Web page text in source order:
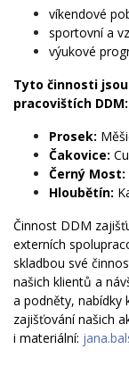
víkendové
sportovní a
výukové
Tyto činnosti
pracovištích DDM:
Prosek:
Čakovice:
Černý Most:
Hloubětín:
Činnost DDM
externích
skladbou své
našich klientů a
a podněty, nabídky
zajišťování našich
i materiální: